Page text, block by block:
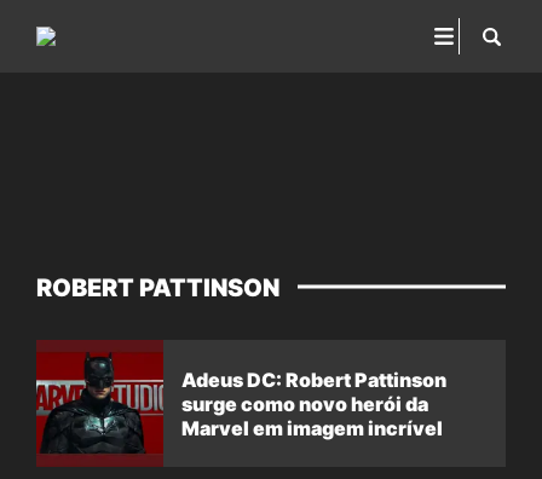
ROBERT PATTINSON
Adeus DC: Robert Pattinson
surge como novo herói da
Marvel em imagem incrível